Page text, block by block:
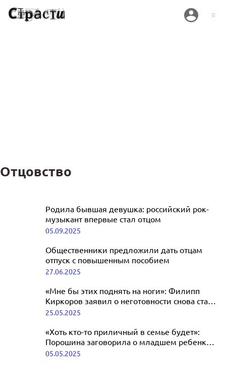
Отцовство
«Обидно за себя»: Митя Фомин жалеет,
что не стал отцом
Родила бывшая девушка: российский рок-
музыкант впервые стал отцом
05.09.2025
Общественники предложили дать отцам
отпуск с повышенным пособием
27.06.2025
«Мне бы этих поднять на ноги»: Филипп
Киркоров заявил о неготовности снова стать
отцом
25.05.2025
«Хоть кто-то приличный в семье будет»:
Порошина заговорила о младшем ребенке,
отца которого скрывает
05.05.2025